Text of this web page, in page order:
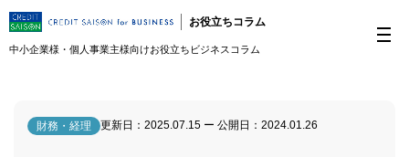
お役立ちコラム
中小企業様・個人事業主様向けお役立ちビジネスコラム
財務・経理 更新日： 2025.07.15 ー 公開日： 2024.01.26